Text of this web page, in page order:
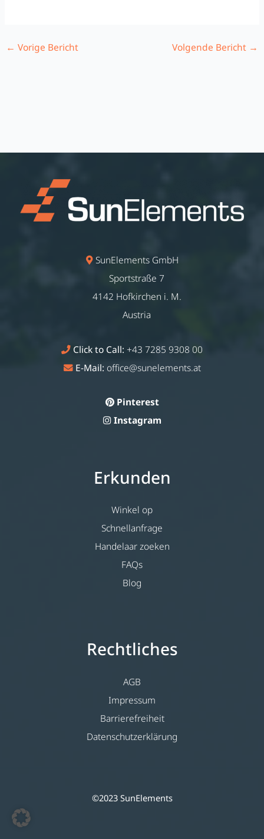
← Vorige Bericht Volgende Bericht →
SunElements GmbH
Sportstraße 7
4142 Hofkirchen i. M.
Austria
Click to Call: +43 7285 9308 00
E-Mail: office@sunelements.at
Pinterest
Instagram
Erkunden
Winkel op
Schnellanfrage
Handelaar zoeken
FAQs
Blog
Rechtliches
AGB
Impressum
Barrierefreiheit
Datenschutzerklärung
©2023 SunElements